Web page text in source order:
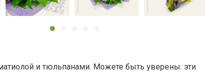
и тюльпанами. Можете быть уверены: эти